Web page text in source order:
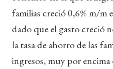
familias creció 0,6% m/m
dado que el gasto creció
la tasa de ahorro de las
ingresos, muy por